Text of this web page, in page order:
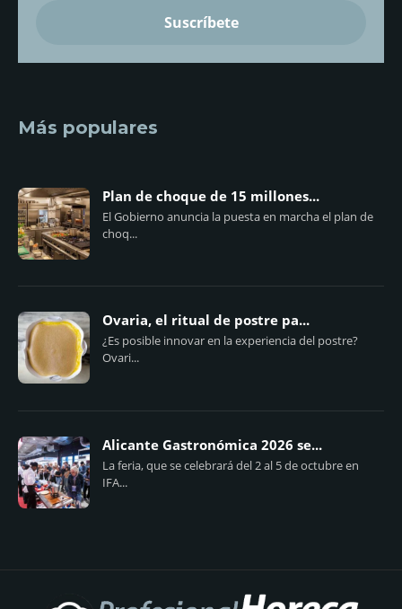
Más populares
Plan de choque de 15 millones...
El Gobierno anuncia la puesta en marcha el plan de
choq...
Ovaria, el ritual de postre pa...
¿Es posible innovar en la experiencia del postre?
Ovari...
Alicante Gastronómica 2026 se...
La feria, que se celebrará del 2 al 5 de octubre en
IFA...